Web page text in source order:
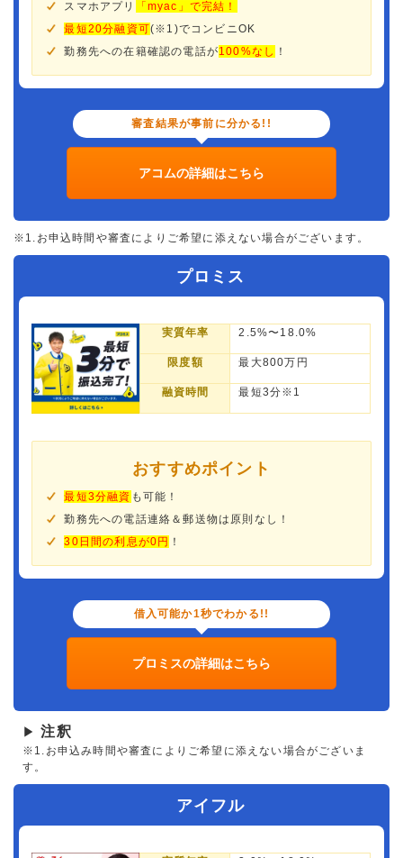
スマホアプリ
「myac」で完結！
最短20分融資可(※1)でコンビニOK
勤務先への在籍確認の電話が100%なし ！
審査結果が事前に分かる!!
アコムの詳細はこちら
※1.お申込時間や審査によりご希望に添えない場合がございます。
プロミス
実質年率 2.5%〜18.0%
限度額 最大800万円
融資時間 最短3分※1
おすすめポイント
最短3分融資 も可能！
勤務先への電話連絡＆郵送物は原則なし！
30日間の利息が0円 ！
借入可能か1秒でわかる!!
プロミスの詳細はこちら
▶ 注釈
※1.お申込み時間や審査によりご希望に添えない場合がございま
す。
アイフル